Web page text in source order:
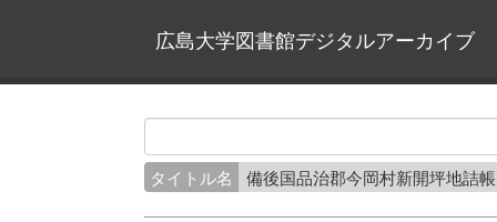
広島大学図書館デジタルアーカイブ
タイトル名 備後国品治郡今岡村新開坪地詰